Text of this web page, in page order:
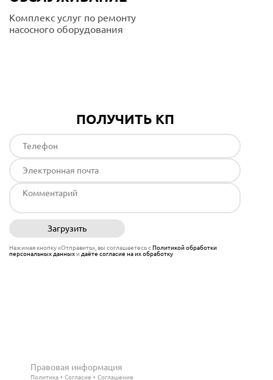
Комплекс услуг по ремонту
насосного оборудования
ПОЛУЧИТЬ КП
Загрузить
Нажимая кнопку «Отправить», вы соглашаетесь сПолитикой обработки
персональных данныхи даёте согласие на их обработку
Правовая информация
Политика Согласие Соглашение